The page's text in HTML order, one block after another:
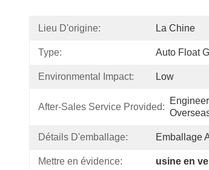
Lieu D'origine: La Chine
Type: Auto Float
Environmental Impact: Low
After-Sales Service Provided:
Détails D'emballage: Emballage
Mettre en évidence: usine en